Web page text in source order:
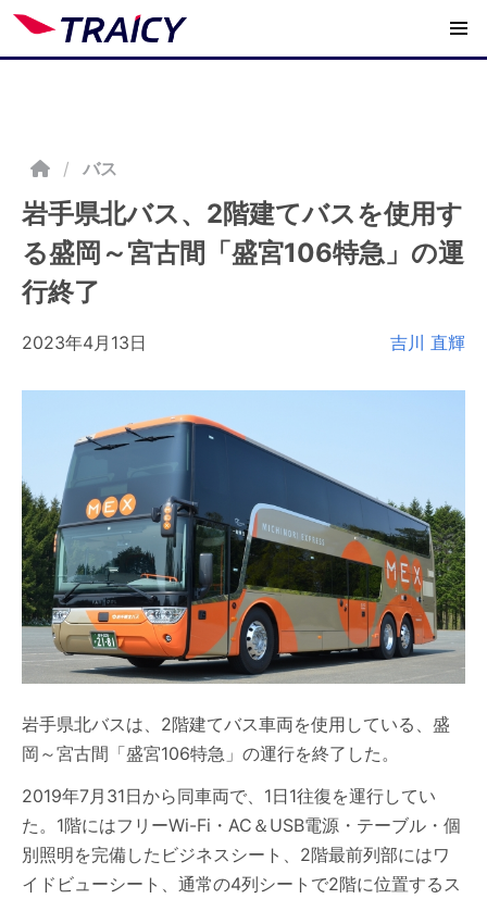
/ バス
岩手県北バス、2階建てバスを使用す
る盛岡～宮古間「盛宮106特急」の運
行終了
2023年4月13日 吉川 直輝
岩手県北バスは、2階建てバス車両を使用している、盛
岡～宮古間「盛宮106特急」の運行を終了した。
2019年7月31日から同車両で、1日1往復を運行してい
た。1階にはフリーWi-Fi・AC＆USB電源・テーブル・個
別照明を完備したビジネスシート、2階最前列部にはワ
イドビューシート、通常の4列シートで2階に位置するス